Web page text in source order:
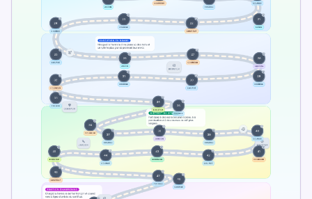
Le planificateur fonctionne avec le parcours
structuré de TypeLab.
Utilisez TypeLab pour passer des premiers
repères au clavier à une vraie fluidité de
frappe au quotidien grâce à des leçons
structurées, des tests reproductibles et une
pratique ludique adaptée à l'école, aux
devoirs et aux routines de bureau.
Pick one clear goal for today, go slowly
enough to stay accurate, and re-check under